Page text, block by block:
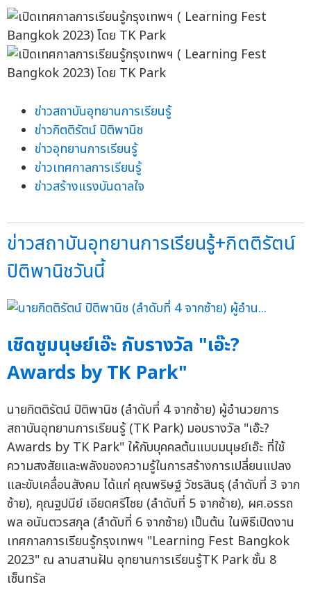
ข่าวสถาบันอุทยานการเรียนรู้
ข่าวกิตติรัตน์ ปิติพานิช
ข่าวอุทยานการเรียนรู้
ข่าวเทศกาลการเรียนรู้
ข่าวสร้างแรงบันดาลใจ
ข่าวสถาบันอุทยานการเรียนรู้+กิตติรัตน์
ปิติพานิชวันนี้
เชิดชูมนุษย์เอ๊ะ กับรางวัล "เอ๊ะ?
Awards by TK Park"
นายกิตติรัตน์ ปิติพานิช (ลำดับที่ 4 จากซ้าย) ผู้อำนวยการ
สถาบันอุทยานการเรียนรู้ (TK Park) มอบรางวัล "เอ๊ะ?
Awards by TK Park" ให้กับบุคคลต้นแบบมนุษย์เอ๊ะ ที่ใช้
ความสงสัยและพลังของความรู้ในการสร้างการเปลี่ยนแปลง
และขับเคลื่อนสังคม ได้แก่ คุณพริษฐ์ วัชรสินธุ (ลำดับที่ 3 จาก
ซ้าย), คุณฐปนีย์ เอียดศรีไชย (ลำดับที่ 5 จากซ้าย), ผศ.อรรถ
พล อนันตวรสกุล (ลำดับที่ 6 จากซ้าย) เป็นต้น ในพิธีเปิดงาน
เทศกาลการเรียนรู้กรุงเทพฯ "Learning Fest Bangkok
2023" ณ ลานสานฝัน อุทยานการเรียนรู้TK Park ชั้น 8
เซ็นทรัล